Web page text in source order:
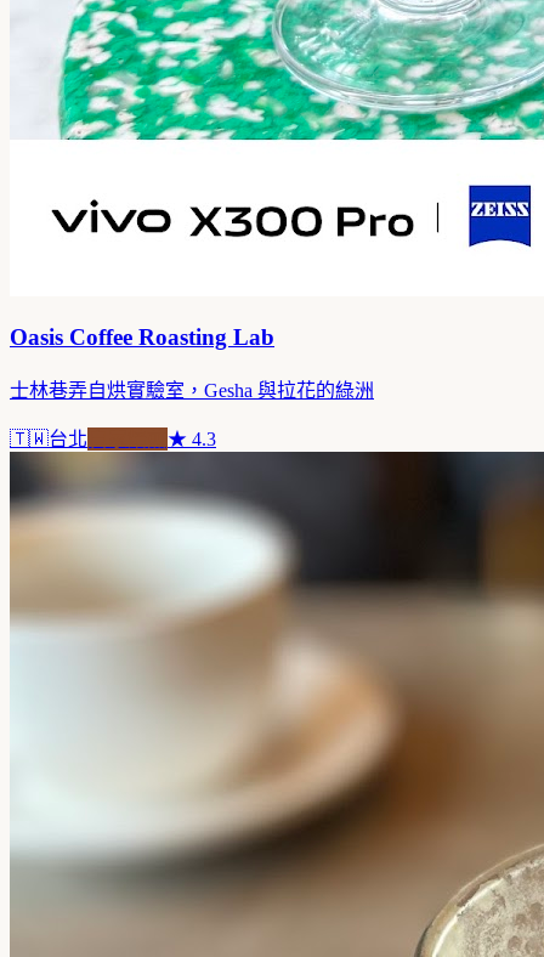
Oasis Coffee Roasting Lab
士林巷弄自烘實驗室，Gesha 與拉花的綠洲
🇹🇼台北 ★ 4.3